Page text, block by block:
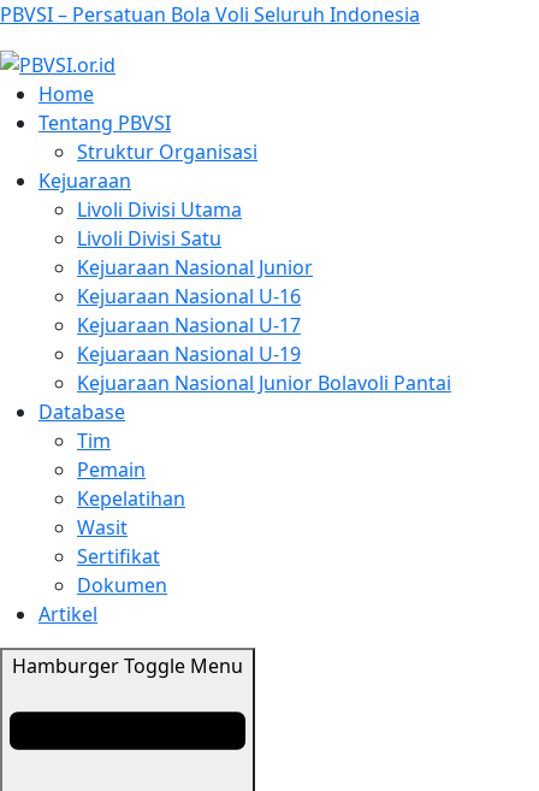
PBVSI – Persatuan Bola Voli Seluruh Indonesia
Home
Tentang PBVSI
Struktur Organisasi
Kejuaraan
Livoli Divisi Utama
Livoli Divisi Satu
Kejuaraan Nasional Junior
Kejuaraan Nasional U-16
Kejuaraan Nasional U-17
Kejuaraan Nasional U-19
Kejuaraan Nasional Junior Bolavoli Pantai
Database
Tim
Pemain
Kepelatihan
Wasit
Sertifikat
Dokumen
Artikel
Hamburger Toggle Menu